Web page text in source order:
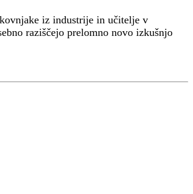
iz industrije in učitelje v
raziščejo prelomno novo izkušnjo